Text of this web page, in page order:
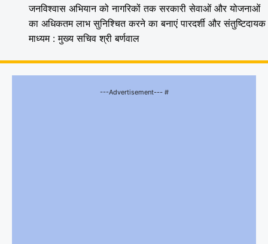
जनविश्वास अभियान को नागरिकों तक सरकारी सेवाओं और योजनाओं
का अधिकतम लाभ सुनिश्चित करने का बनाएं पारदर्शी और संतुष्टिदायक
माध्यम : मुख्य सचिव श्री बर्णवाल
---Advertisement--- #